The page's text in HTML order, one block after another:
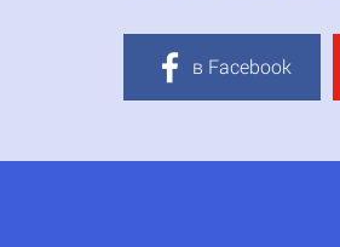
в Facebook